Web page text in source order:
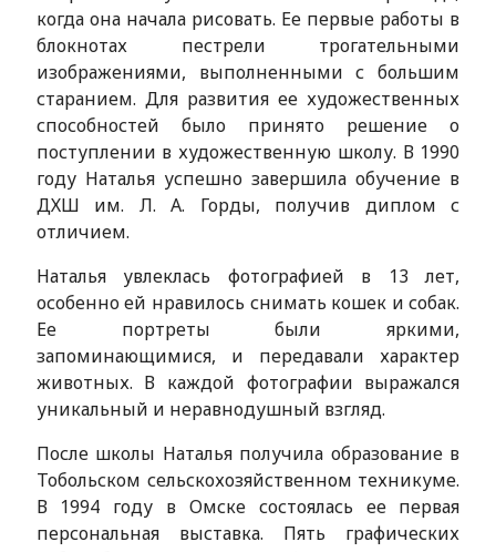
когда она начала рисовать. Ее первые работы в
блокнотах пестрели трогательными
изображениями, выполненными с большим
старанием. Для развития ее художественных
способностей было принято решение о
поступлении в художественную школу. В 1990
году Наталья успешно завершила обучение в
ДХШ им. Л. А. Горды, получив диплом с
отличием.
Наталья увлеклась фотографией в 13 лет,
особенно ей нравилось снимать кошек и собак.
Ее портреты были яркими,
запоминающимися, и передавали характер
животных. В каждой фотографии выражался
уникальный и неравнодушный взгляд.
После школы Наталья получила образование в
Тобольском сельскохозяйственном техникуме.
В 1994 году в Омске состоялась ее первая
персональная выставка. Пять графических